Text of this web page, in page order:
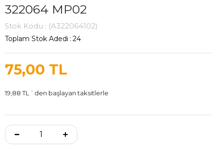
322064 MP02
Stok Kodu (A322064102)
Toplam Stok Adedi : 24
75,00 TL
19,88 TL `den başlayan taksitlerle